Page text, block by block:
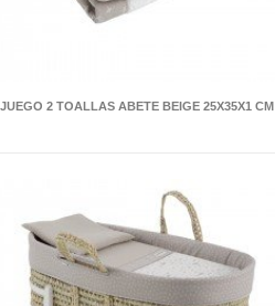
JUEGO 2 TOALLAS ABETE BEIGE 25X35X1 CM